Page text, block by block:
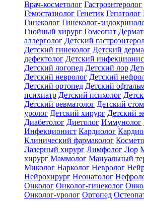
Врач-косметолог Гастроэнтеролог
Гемостазиолог Генетик Гепатолог
Гинеколог Гинеколог-
Гнойный хирург Гомеопат
аллерголог Детский
Детский гинеколог Детский
дефектолог Детский
Детский логопед Детский лор
Детский невролог Детский
Детский ортопед Детский
психиатр Детский психолог
Детский ревматолог Детский
уролог Детский хирург Детский
Диабетолог Диетолог Иммунолог
Инфекционист Кардиолог
Клинический фармаколог
Лазерный хирург Лимфолог Лор
хирург Маммолог Мануальный
Миколог Нарколог Невролог
Нейрохирург Неонатолог
Онколог Онколог-гинеколог
Онколог-уролог Ортопед